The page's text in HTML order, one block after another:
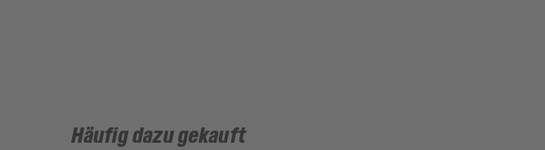
Häufig dazu gekauft